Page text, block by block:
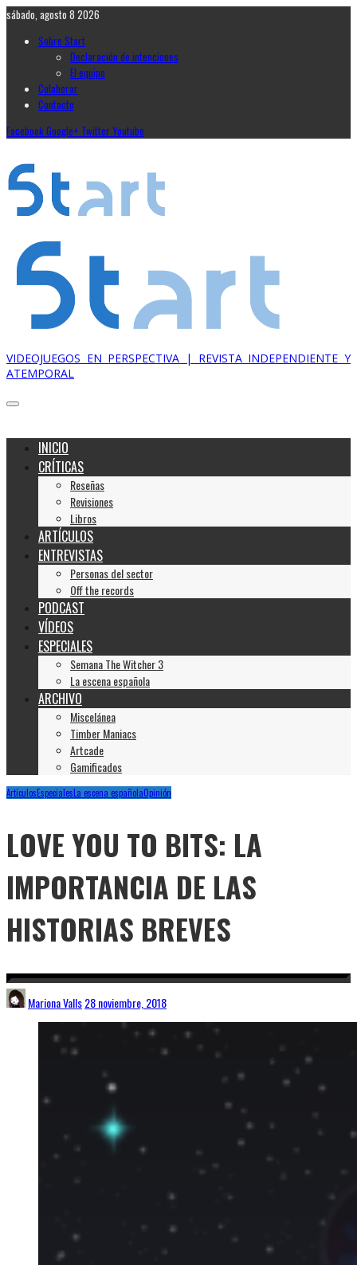
sábado, agosto 8 2026
Sobre Start
Declaración de intenciones
El equipo
Colaborar
Contacto
FacebookGoogle+ TwitterYoutube
VIDEOJUEGOS EN PERSPECTIVA | REVISTA INDEPENDIENTE Y
ATEMPORAL
INICIO
CRÍTICAS
Reseñas
Revisiones
Libros
ARTÍCULOS
ENTREVISTAS
Personas del sector
Off the records
PODCAST
VÍDEOS
ESPECIALES
Semana The Witcher 3
La escena española
ARCHIVO
Miscelánea
Timber Maniacs
Artcade
Gamificados
ArtículosEspecialesLa escena españolaOpinión
LOVE YOU TO BITS: LA
IMPORTANCIA DE LAS
HISTORIAS BREVES
Mariona Valls28 noviembre, 2018